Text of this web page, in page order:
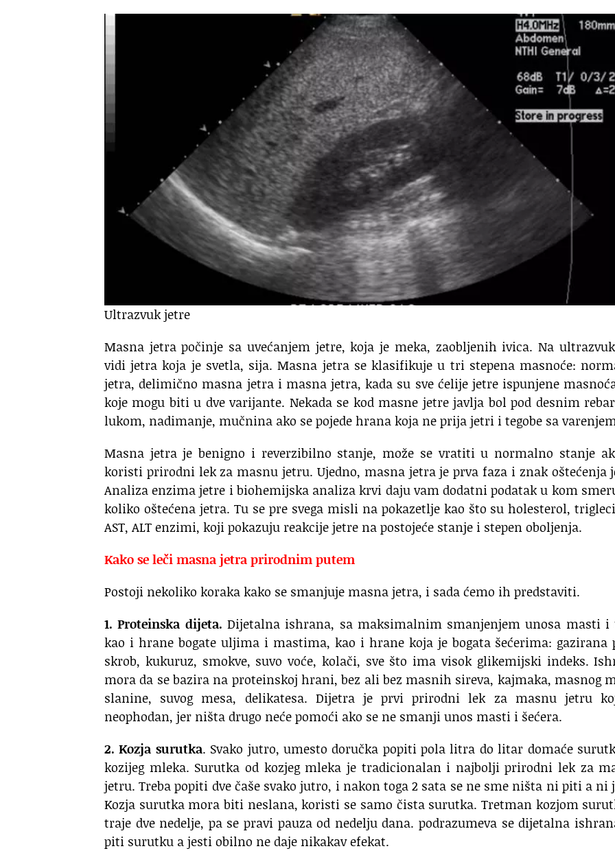
Ultrazvuk jetre
Masna jetra počinje sa uvećanjem jetre, koja je meka, zaobljenih ivica. Na
vidi jetra koja je svetla, sija. Masna jetra se klasifikuje u tri stepena masnoće:
jetra, delimično masna jetra i masna jetra, kada su sve ćelije jetre ispunjene
koje mogu biti u dve varijante. Nekada se kod masne jetre javlja bol pod desnim
lukom, nadimanje, mučnina ako se pojede hrana koja ne prija jetri i tegobe sa
Masna jetra je benigno i reverzibilno stanje, može se vratiti u normalno stanje
koristi prirodni lek za masnu jetru. Ujedno, masna jetra je prva faza i znak oštećenja
Analiza enzima jetre i biohemijska analiza krvi daju vam dodatni podatak u kom
koliko oštećena jetra. Tu se pre svega misli na pokazetlje kao što su holesterol,
AST, ALT enzimi, koji pokazuju reakcije jetre na postojeće stanje i stepen oboljenja.
Kako se leči masna jetra prirodnim putem
Postoji nekoliko koraka kako se smanjuje masna jetra, i sada ćemo ih predstaviti.
1. Proteinska dijeta. Dijetalna ishrana, sa maksimalnim smanjenjem unosa masti i
kao i hrane bogate uljima i mastima, kao i hrane koja je bogata šećerima: gazirana
skrob, kukuruz, smokve, suvo voće, kolači, sve što ima visok glikemijski indeks.
mora da se bazira na proteinskoj hrani, bez ali bez masnih sireva, kajmaka, masnog
slanine, suvog mesa, delikatesa. Dijetra je prvi prirodni lek za masnu jetru
neophodan, jer ništa drugo neće pomoći ako se ne smanji unos masti i šećera.
2. Kozja surutka. Svako jutro, umesto doručka popiti pola litra do litar domaće
kozijeg mleka. Surutka od kozjeg mleka je tradicionalan i najbolji prirodni lek za
jetru. Treba popiti dve čaše svako jutro, i nakon toga 2 sata se ne sme ništa ni piti a ni
Kozja surutka mora biti neslana, koristi se samo čista surutka. Tretman kozjom
traje dve nedelje, pa se pravi pauza od nedelju dana. podrazumeva se dijetalna
piti surutku a jesti obilno ne daje nikakav efekat.